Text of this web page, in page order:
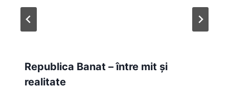
Republica Banat – între mit și
realitate